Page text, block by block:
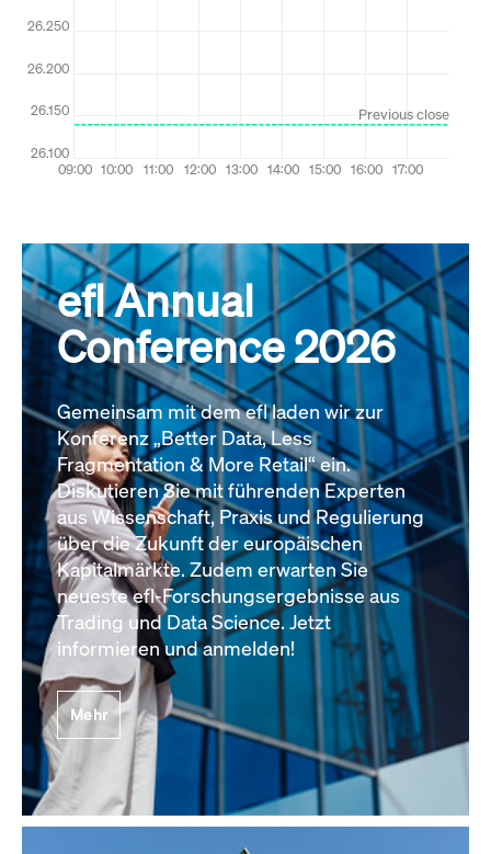
efl Annual
Conference 2026
Gemeinsam mit dem efl laden wir zur
Konferenz „Better Data, Less
Fragmentation & More Retail“ ein.
Diskutieren Sie mit führenden Experten
aus Wissenschaft, Praxis und Regulierung
über die Zukunft der europäischen
Kapitalmärkte. Zudem erwarten Sie
neueste efl-Forschungsergebnisse aus
Trading und Data Science. Jetzt
informieren und anmelden!
Mehr